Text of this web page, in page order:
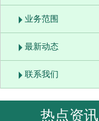
业务范围
最新动态
联系我们
热点资讯